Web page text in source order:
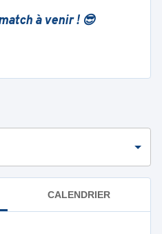
à venir ! 😎
CALENDRIER